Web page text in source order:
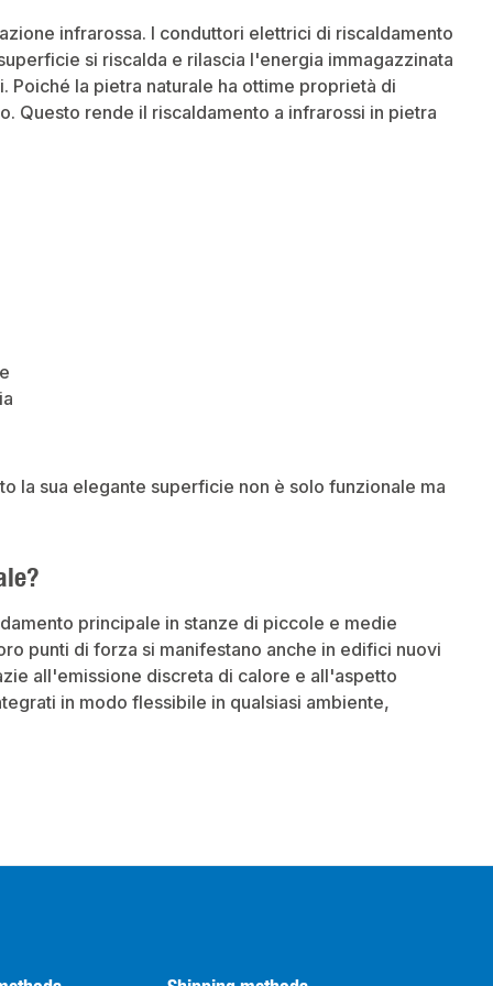
infrarossa. I conduttori elettrici di riscaldamento
si riscalda e rilascia l'energia immagazzinata
la pietra naturale ha ottime proprietà di
Questo rende il riscaldamento a infrarossi in pietra
la sua elegante superficie non è solo funzionale ma
principale in stanze di piccole e medie
punti di forza si manifestano anche in edifici nuovi
all'emissione discreta di calore e all'aspetto
in modo flessibile in qualsiasi ambiente,